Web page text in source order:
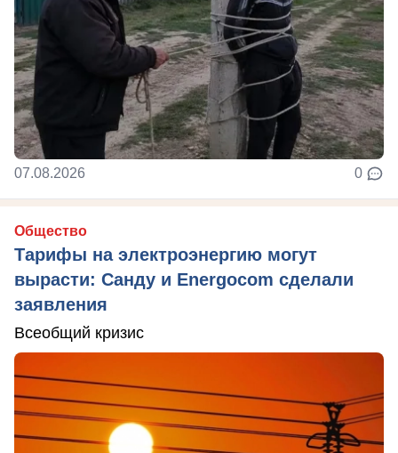
07.08.2026 0
Общество
Тарифы на электроэнергию могут
вырасти: Санду и Energocom сделали
заявления
Всеобщий кризис